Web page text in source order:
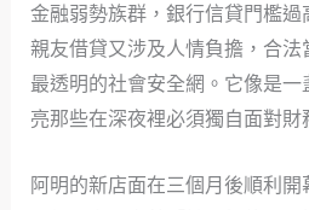
金融弱勢族群，銀行信貸門檻過
親友借貸又涉及人情負擔，合法
最透明的社會安全網。它像是
亮那些在深夜裡必須獨自面對財
阿明的新店面在三個月後順利